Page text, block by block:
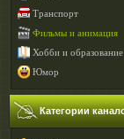
Транспорт
Фильмы и анимация
Хобби и образование
Юмор
Категории